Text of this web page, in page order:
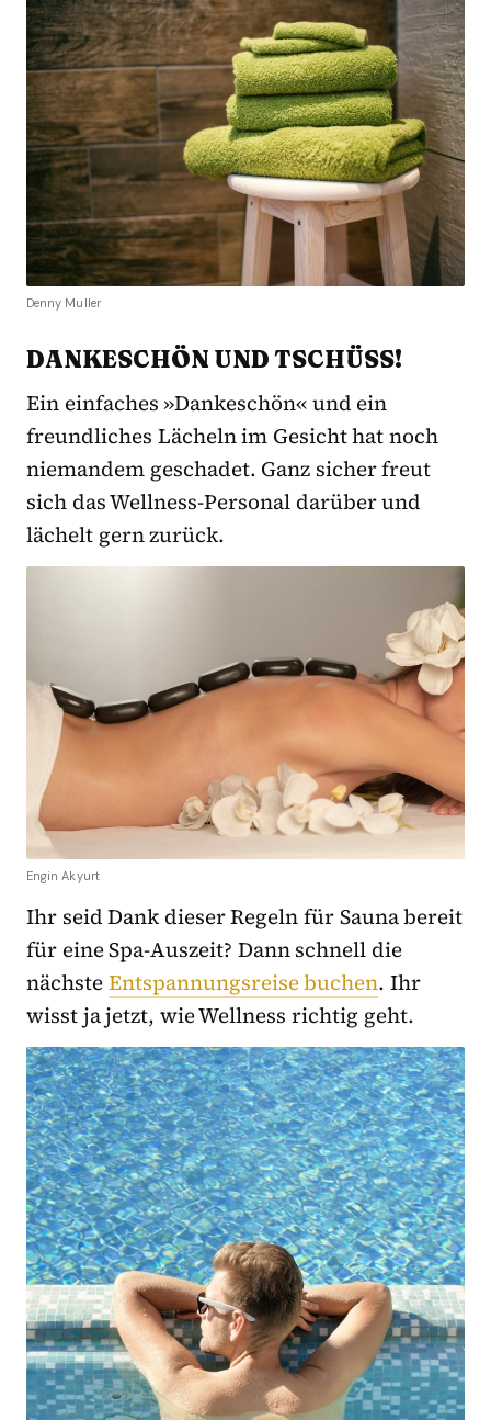
Denny Muller
DANKESCHÖN UND TSCHÜSS!
Ein einfaches »Dankeschön« und ein
freundliches Lächeln im Gesicht hat noch
niemandem geschadet. Ganz sicher freut
sich das Wellness-Personal darüber und
lächelt gern zurück.
Engin Akyurt
Ihr seid Dank dieser Regeln für Sauna bereit
für eine Spa-Auszeit? Dann schnell die
nächsteEntspannungsreise buchen. Ihr
wisst ja jetzt, wie Wellness richtig geht.